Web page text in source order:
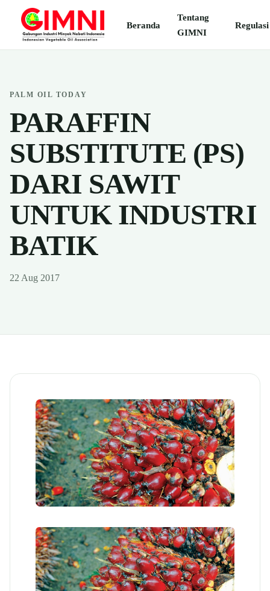
Beranda
Tentang
GIMNI
Regulasi
PALM OIL TODAY
PARAFFIN
SUBSTITUTE (PS)
DARI SAWIT
UNTUK INDUSTRI
BATIK
22 Aug 2017